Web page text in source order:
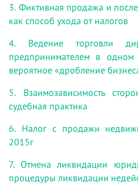
3. Фиктивная продажа и
как способ ухода от налогов
4. Ведение торговли
предпринимателем в
вероятное «дробление
5. Взаимозависимость
судебная практика
6. Налог с продажи
2015г
7. Отмена ликвидации
процедуры ликвидации